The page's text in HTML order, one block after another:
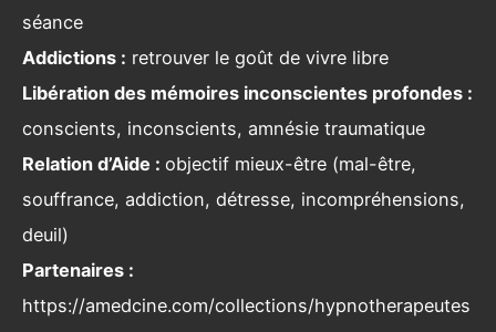
séance
Addictions : retrouver le goût de vivre libre
Libération des mémoires inconscientes profondes :
conscients, inconscients, amnésie traumatique
Relation d’Aide : objectif mieux-être (mal-être,
souffrance, addiction, détresse, incompréhensions,
deuil)
Partenaires :
https://amedcine.com/collections/hypnotherapeutes